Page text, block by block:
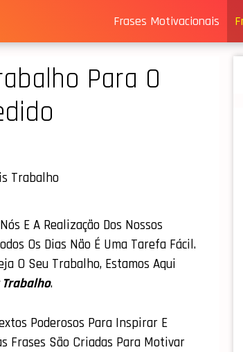
Frases Motivacionais
Para O
E A Realização Dos Nossos
Os Dias Não É Uma Tarefa Fácil.
O Seu Trabalho, Estamos Aqui
.
Poderosos Para Inspirar E
Frases São Criadas Para Motivar